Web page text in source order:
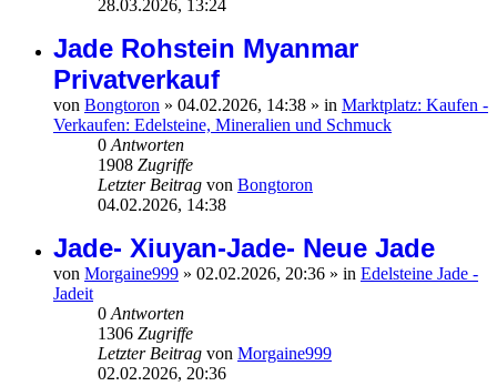
28.03.2026, 13:24
Jade Rohstein Myanmar
Privatverkauf
von Bongtoron » 04.02.2026, 14:38 » in Marktplatz: Kaufen -
Verkaufen: Edelsteine, Mineralien und Schmuck
0 Antworten
1908 Zugriffe
Letzter Beitrag von Bongtoron
04.02.2026, 14:38
Jade- Xiuyan-Jade- Neue Jade
von Morgaine999 » 02.02.2026, 20:36 » in Edelsteine Jade -
Jadeit
0 Antworten
1306 Zugriffe
Letzter Beitrag von Morgaine999
02.02.2026, 20:36